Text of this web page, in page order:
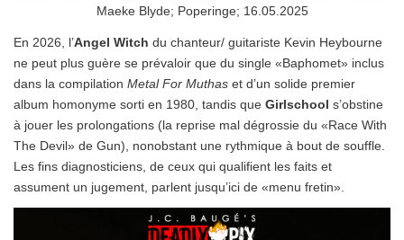
Maeke Blyde; Poperinge; 16.05.2025
En 2026, l’Angel Witch du chanteur/ guitariste Kevin Heybourne
ne peut plus guère se prévaloir que du single «Baphomet» inclus
dans la compilation Metal For Muthas et d’un solide premier
album homonyme sorti en 1980, tandis que Girlschool s’obstine
à jouer les prolongations (la reprise mal dégrossie du «Race With
The Devil» de Gun), nonobstant une rythmique à bout de souffle.
Les fins diagnosticiens, de ceux qui qualifient les faits et
assument un jugement, parlent jusqu’ici de «menu fretin».